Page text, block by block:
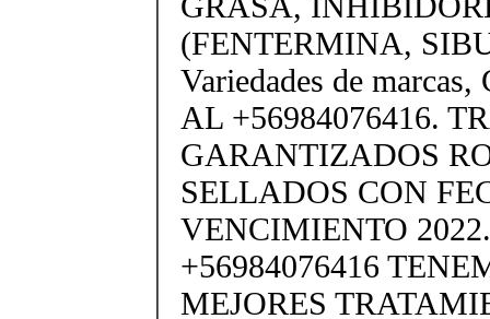
(FENTERMINA,
Variedades de
AL +56984076416.
GARANTIZADOS
SELLADOS CON
VENCIMIENTO
+56984076416
MEJORES